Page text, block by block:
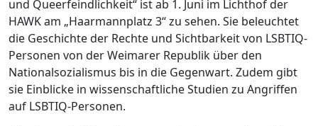
und Queerfeindlichkeit“ ist ab 1. Juni im Lichthof der
HAWK am „Haarmannplatz 3“ zu sehen. Sie beleuchtet
die Geschichte der Rechte und Sichtbarkeit von LSBTIQ-
Personen von der Weimarer Republik über den
Nationalsozialismus bis in die Gegenwart. Zudem gibt
sie Einblicke in wissenschaftliche Studien zu Angriffen
auf LSBTIQ-Personen.